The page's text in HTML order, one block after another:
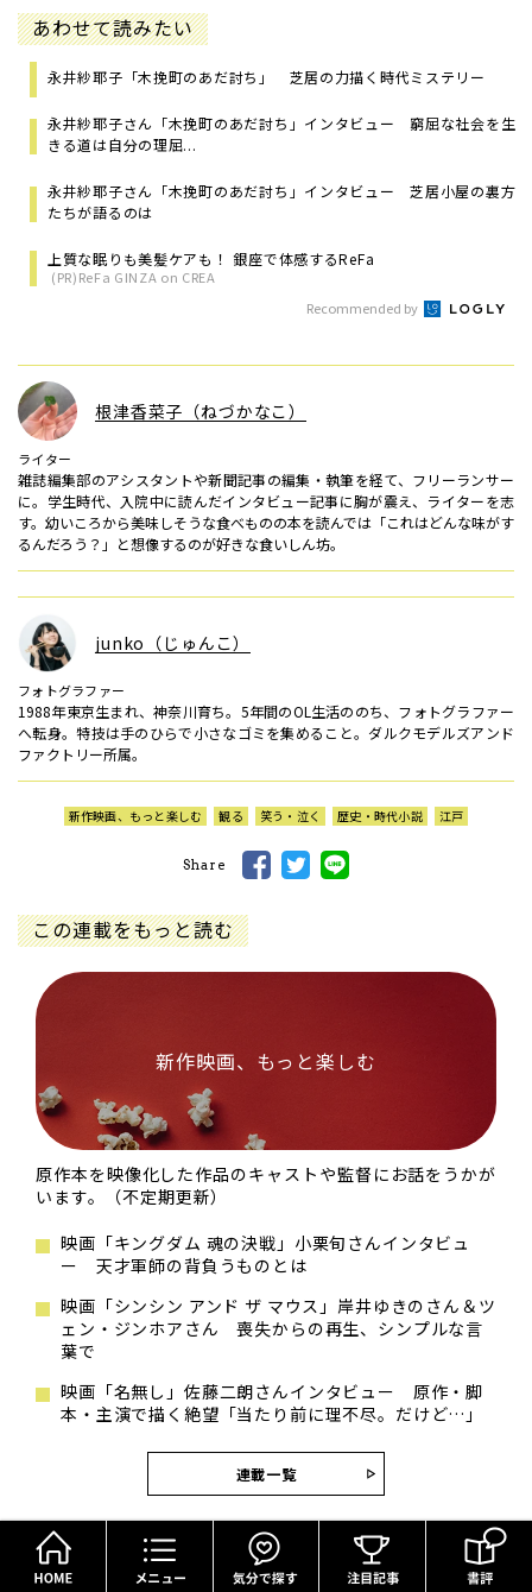
あわせて読みたい
永井紗耶子「木挽町のあだ討ち」 芝居の力描く時代ミステリー
永井紗耶子さん「木挽町のあだ討ち」インタビュー 窮屈な社会を生
きる道は自分の理屈...
永井紗耶子さん「木挽町のあだ討ち」インタビュー 芝居小屋の裏方
たちが語るのは
上質な眠りも美髪ケアも！ 銀座で体感するReFa
(PR)ReFa GINZA on CREA
Recommended by
根津香菜子（ねづかなこ）
ライター
雑誌編集部のアシスタントや新聞記事の編集・執筆を経て、フリーランサー
に。学生時代、入院中に読んだインタビュー記事に胸が震え、ライターを志
す。幼いころから美味しそうな食べものの本を読んでは「これはどんな味がす
るんだろう？」と想像するのが好きな食いしん坊。
junko（じゅんこ）
フォトグラファー
1988年東京生まれ、神奈川育ち。5年間のOL生活ののち、フォトグラファー
へ転身。特技は手のひらで小さなゴミを集めること。ダルクモデルズアンド
ファクトリー所属。
新作映画、もっと楽しむ 観る 笑う・泣く 歴史・時代小説 江戸
Share
この連載をもっと読む
新作映画、もっと楽しむ
原作本を映像化した作品のキャストや監督にお話をうかが
います。（不定期更新）
映画「キングダム 魂の決戦」小栗旬さんインタビュ
ー 天才軍師の背負うものとは
映画「シンシン アンド ザ マウス」岸井ゆきのさん＆ツ
ェン・ジンホアさん 喪失からの再生、シンプルな言
葉で
映画「名無し」佐藤二朗さんインタビュー 原作・脚
本・主演で描く絶望「当たり前に理不尽。だけど…」
連載一覧
この記事で紹介した本